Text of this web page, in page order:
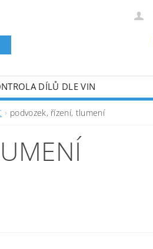
DÍLŮ DLE VIN
podvozek, řízení, tlumení